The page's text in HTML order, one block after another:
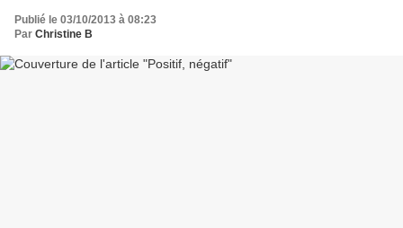
Publié le 03/10/2013 à 08:23
Par Christine B